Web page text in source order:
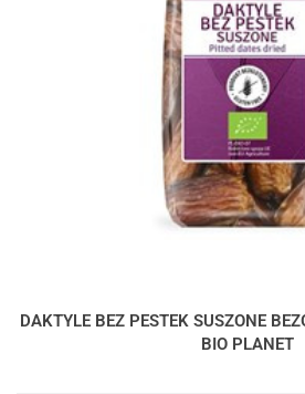
DAKTYLE BEZ PESTEK SUSZONE
BIO PLANET